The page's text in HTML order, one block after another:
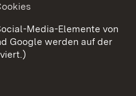
Impressum
Media-Elemente von
Google werden auf der